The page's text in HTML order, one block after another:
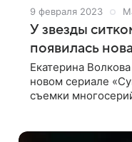
9 февраля 2023
У звезды
появилась
Екатерина
новом сериале
съемки